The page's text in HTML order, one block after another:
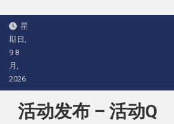
Skip
content
星
期日,
9 8
月,
2026
活动发布 – 活动Q